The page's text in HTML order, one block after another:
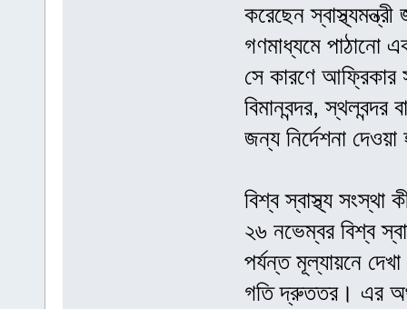
করেছেন
গণমাধ্যমে পাঠানো
সে কারণে আফ্রিকার
বিমানবন্দর,
জন্য নির্দেশনা
বিশ্ব স্বাস্থ্য সংস্থা
২৬ নভেম্বর বিশ্ব
পর্যন্ত মূল্যায়নে
গতি দ্রুততর। এর